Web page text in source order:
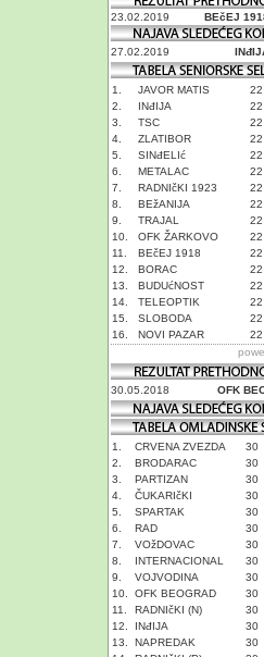
23.02.2019 BEčEJ
27.02.2019
1. JAVOR MATIS 22
2.
INđIJA 22
3.
TSC 22
4.
ZLATIBOR 22
5.
SINđELIć 22
6.
METALAC 22
7.
RADNIčKI 1923 22
8.
BEžANIJA 22
9.
TRAJAL 22
10.
OFK ŽARKOVO 22
11.
BEčEJ 1918 22
12.
BORAC 22
13.
BUDUćNOST 22
14.
TELEOPTIK 22
15.
SLOBODA 22
16.
NOVI PAZAR 22
30.05.2018 OFK
1. CRVENA ZVEZDA 30
2.
BRODARAC 30
3.
PARTIZAN 30
4.
ČUKARIčKI 30
5.
SPARTAK 30
6.
RAD 30
7.
VOžDOVAC 30
8.
INTERNACIONAL 30
9.
VOJVODINA 30
10.
OFK BEOGRAD 30
11.
RADNIčKI (N) 30
12.
INđIJA 30
13.
NAPREDAK 30